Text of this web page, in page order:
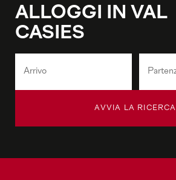
ALLOGGI IN VAL
CASIES
AVVIA LA RICERCA